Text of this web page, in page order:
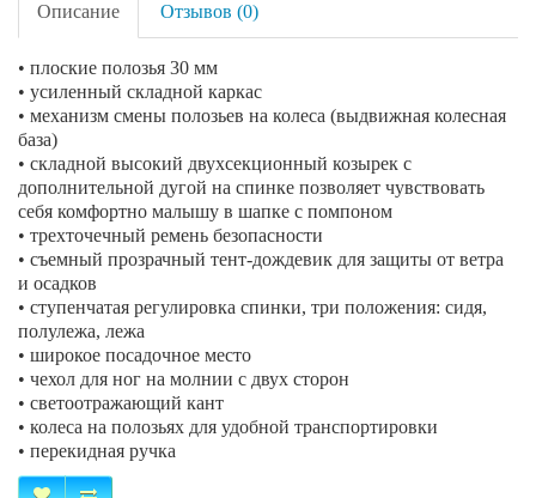
Описание Отзывов (0)
• плоские полозья 30 мм
• усиленный складной каркас
• механизм смены полозьев на колеса (выдвижная колесная
база)
• складной высокий двухсекционный козырек с
дополнительной дугой на спинке позволяет чувствовать
себя комфортно малышу в шапке с помпоном
• трехточечный ремень безопасности
• съемный прозрачный тент-дождевик для защиты от ветра
и осадков
• ступенчатая регулировка спинки, три положения: сидя,
полулежа, лежа
• широкое посадочное место
• чехол для ног на молнии с двух сторон
• светоотражающий кант
• колеса на полозьях для удобной транспортировки
• перекидная ручка